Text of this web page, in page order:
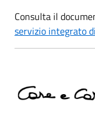
Consulta il
servizio integrato